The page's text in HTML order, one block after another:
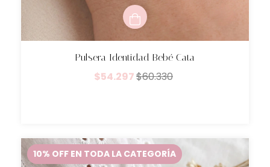
Pulsera Identidad Bebé Cata
$54.297$60.330
10% OFF EN TODA LA CATEGORÍA